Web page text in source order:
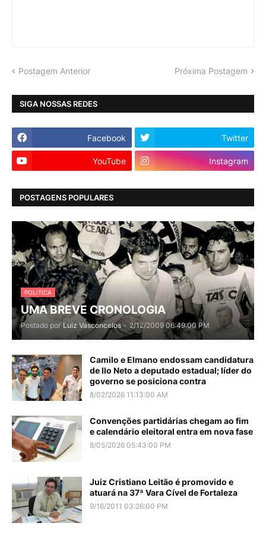
Postagem Anterior Próxima Postagem
SIGA NOSSAS REDES
Facebook Twitter
YouTube Instagram
POSTAGENS POPULARES
POLITICA
UMA BREVE CRONOLOGIA
Postado por Luiz Vasconcelos - 2/12/2009 06:49:00 PM
Camilo e Elmano endossam candidatura
de Ilo Neto a deputado estadual; líder do
governo se posiciona contra
8/02/2026 11:13:00 AM
Convenções partidárias chegam ao fim
e calendário eleitoral entra em nova fase
8/05/2026 05:43:00 PM
Juiz Cristiano Leitão é promovido e
atuará na 37ª Vara Cível de Fortaleza
9/16/2011 03:26:00 PM